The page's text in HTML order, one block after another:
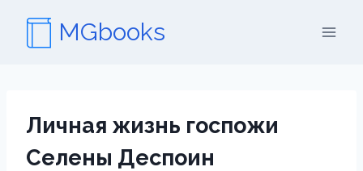
содержимому
MGbooks
Личная жизнь госпожи
Селены Деспоин